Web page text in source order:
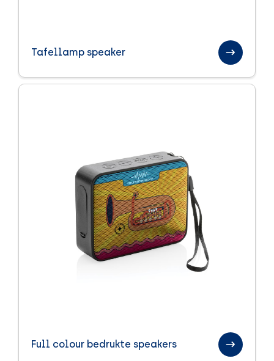
Sinterklaas relatiegeschenken
Sport en health
Veiligheid
Tafellamp speaker
Full colour bedrukte speakers